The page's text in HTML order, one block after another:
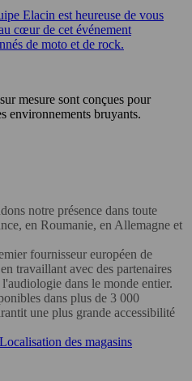
Elacin est heureuse de vous
cœur de cet événement
de moto et de rock.
mesure sont conçues pour
environnements bruyants.
notre présence dans toute
en Roumanie, en Allemagne et
fournisseur européen de
travaillant avec des partenaires
dans le monde entier.
dans plus de 3 000
une plus grande accessibilité
Localisation des magasins